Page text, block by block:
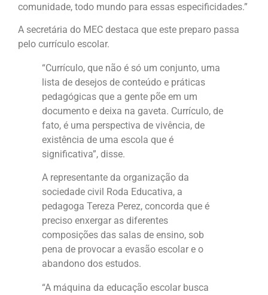
comunidade, todo mundo para essas especificidades.”
A secretária do MEC destaca que este preparo passa
pelo currículo escolar.
“Currículo, que não é só um conjunto, uma
lista de desejos de conteúdo e práticas
pedagógicas que a gente põe em um
documento e deixa na gaveta. Currículo, de
fato, é uma perspectiva de vivência, de
existência de uma escola que é
significativa”, disse.
A representante da organização da
sociedade civil Roda Educativa, a
pedagoga Tereza Perez, concorda que é
preciso enxergar as diferentes
composições das salas de ensino, sob
pena de provocar a evasão escolar e o
abandono dos estudos.
“A máquina da educação escolar busca